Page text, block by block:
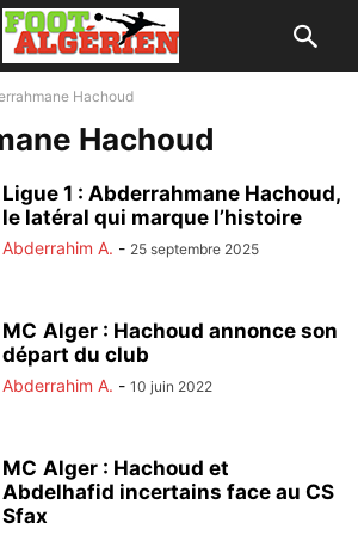
Hachoud
Hachoud
Ligue 1 : Abderrahmane Hachoud,
le latéral qui marque l’histoire
Abderrahim A. - 25 septembre 2025
MC Alger : Hachoud annonce son
départ du club
Abderrahim A. - 10 juin 2022
MC Alger : Hachoud et
Abdelhafid incertains face au CS
Sfax